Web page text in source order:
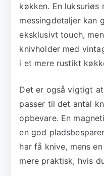
køkken. En luksuriøs
messingdetaljer kan
eksklusivt touch,
knivholder med
i et mere rustikt
Det er også vigtigt
passer til det antal
opbevare. En
en god
har få knive, mens
mere praktisk, hvis